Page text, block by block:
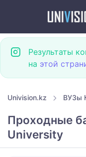
Результаты
на этой
Univision.kz ВУЗы
Проходные
University